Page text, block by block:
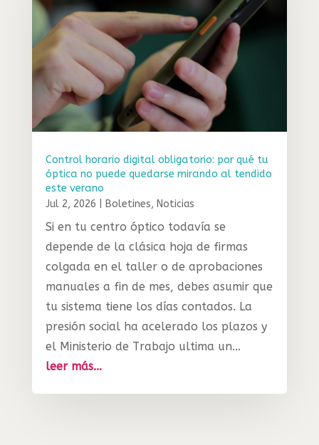
Control horario digital obligatorio: por qué tu
óptica no puede quedarse mirando al tendido
este verano
Jul 2, 2026
Boletines, Noticias
Si en tu centro óptico todavía se
depende de la clásica hoja de firmas
colgada en el taller o de aprobaciones
manuales a fin de mes, debes asumir que
tu sistema tiene los días contados. La
presión social ha acelerado los plazos y
el Ministerio de Trabajo ultima un...
leer más...